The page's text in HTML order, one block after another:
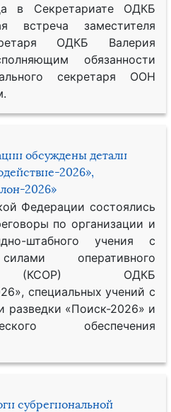
в Секретариате ОДКБ
встреча заместителя
ОДКБ Валерия
обязанности
секретаря ООН
обсуждены детали
2026»,
2026»
Федерации состоялись
по организации и
штабного учения с
оперативного
(КСОР) ОДКБ
специальных учений с
разведки «Поиск-2026» и
обеспечения
субрегиональной